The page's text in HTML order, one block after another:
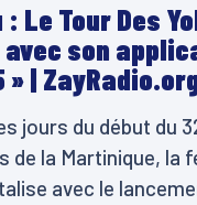
Le Tour Des
son
» |
jours du début du
de la Martinique, la
avec le